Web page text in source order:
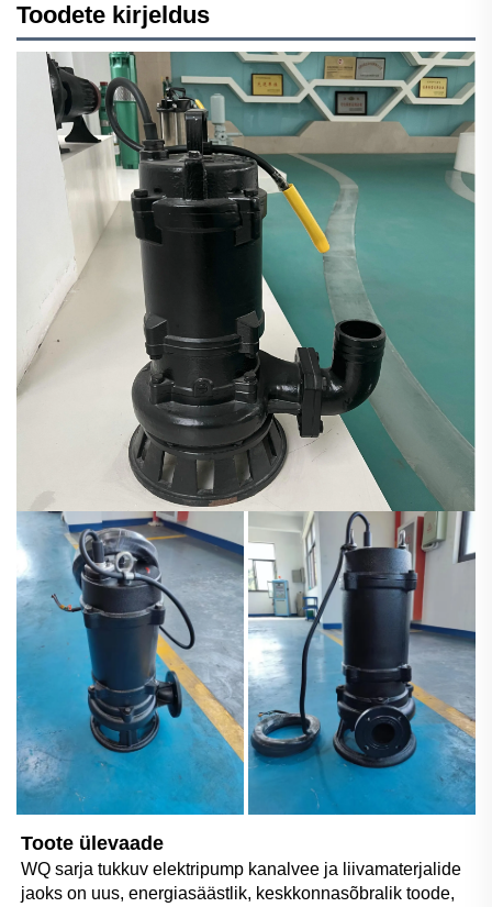
Toodete kirjeldus
Toote ülevaade
WQ sarja tukkuv elektripump kanalvee ja liivamaterjalide
jaoks on uus, energiasäästlik, keskkonnasõbralik toode,